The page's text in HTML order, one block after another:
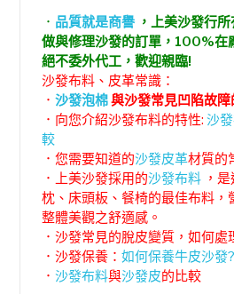
． 品質就是商譽，上美沙發行所
做與修理沙發的訂單，100%在
絕不委外代工，歡迎親臨!
沙發布料、皮革常識：
． 沙發泡棉與沙發常見凹陷故障
．向您介紹沙發布料的特性: 沙
較
．您需要知道的沙發皮革材質的
．上美沙發採用的沙發布料 ，
枕、床頭板、餐椅的最佳布料，
整體美觀之舒適感。
．沙發常見的脫皮變質，如何處
．沙發保養： 如何保養牛皮沙發?
． 沙發布料與沙發皮的比較